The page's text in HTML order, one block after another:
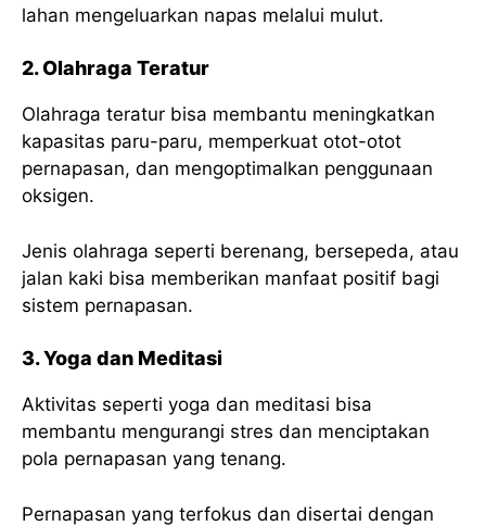
lahan mengeluarkan napas melalui mulut.
2. Olahraga Teratur
Olahraga teratur bisa membantu meningkatkan
kapasitas paru-paru, memperkuat otot-otot
pernapasan, dan mengoptimalkan penggunaan
oksigen.
Jenis olahraga seperti berenang, bersepeda, atau
jalan kaki bisa memberikan manfaat positif bagi
sistem pernapasan.
3. Yoga dan Meditasi
Aktivitas seperti yoga dan meditasi bisa
membantu mengurangi stres dan menciptakan
pola pernapasan yang tenang.
Pernapasan yang terfokus dan disertai dengan